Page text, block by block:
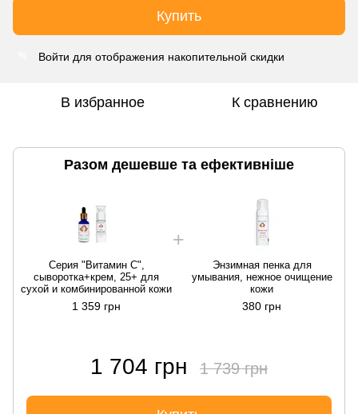
Купить
Войти для отображения накопительной скидки
В избранное К сравнению
Разом дешевше та ефективніше
Серия "Витамин С",
сыворотка+крем, 25+ для
сухой и комбинированной кожи
1 359 грн
Энзимная пенка для
умывания, нежное очищение
кожи
380 грн
1 704 грн 1 739 грн